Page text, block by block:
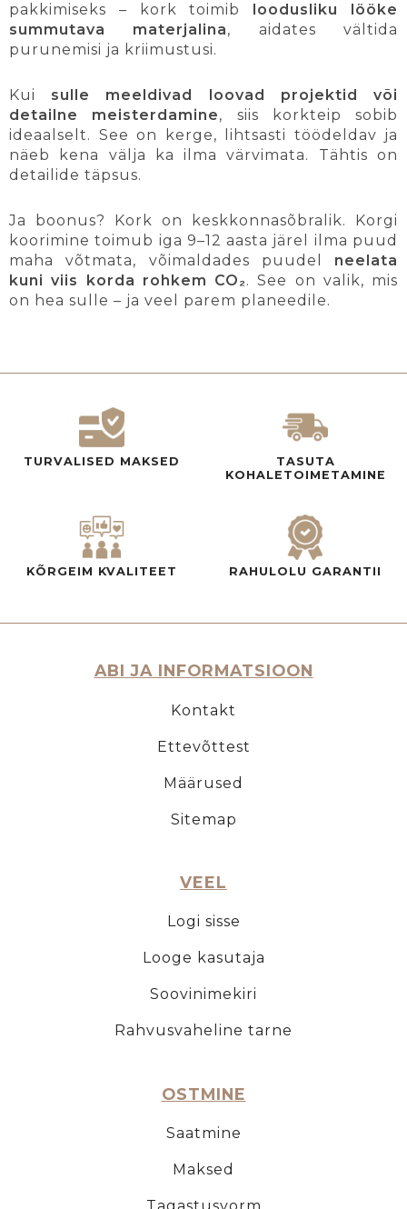
pakkimiseks – kork toimib
loodusliku lööke
summutava materjalina, aidates vältida
purunemisi ja kriimustusi.
Kui sulle meeldivad loovad projektid või
detailne meisterdamine, siis korkteip sobib
ideaalselt. See on kerge, lihtsasti töödeldav ja
näeb kena välja ka ilma värvimata. Tähtis on
detailide täpsus.
Ja boonus? Kork on keskkonnasõbralik. Korgi
koorimine toimub iga 9–12 aasta järel ilma puud
maha võtmata, võimaldades puudel neelata
kuni viis korda rohkem CO₂. See on valik, mis
on hea sulle – ja veel parem planeedile.
TURVALISED MAKSED
TASUTA
KOHALETOIMETAMINE
KÕRGEIM KVALITEET RAHULOLU GARANTII
ABI JA INFORMATSIOON
Kontakt
Ettevõttest
Määrused
Sitemap
VEEL
Logi sisse
Looge kasutaja
Soovinimekiri
Rahvusvaheline tarne
OSTMINE
Saatmine
Maksed